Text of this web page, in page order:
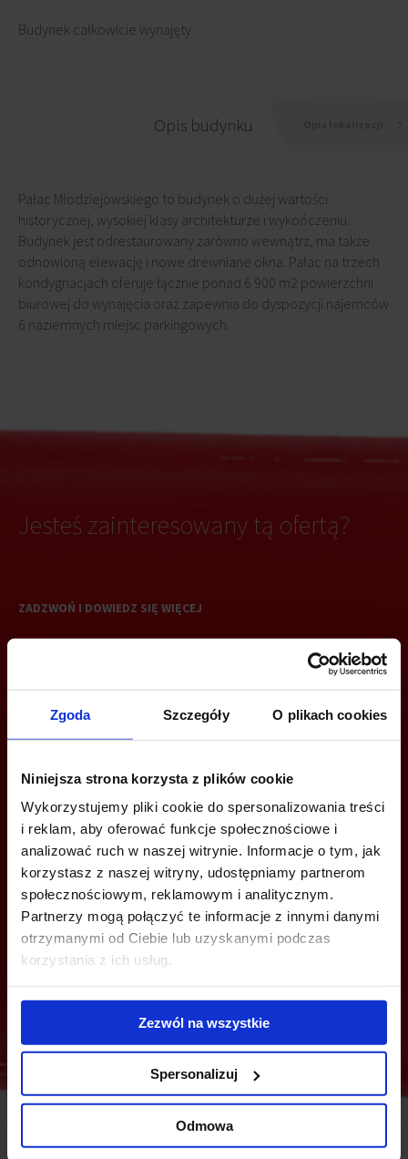
Zgoda Szczegóły O plikach cookies
Niniejsza strona korzysta z plików cookie
Wykorzystujemy pliki cookie do spersonalizowania treści
i reklam, aby oferować funkcje społecznościowe i
analizować ruch w naszej witrynie. Informacje o tym, jak
korzystasz z naszej witryny, udostępniamy partnerom
społecznościowym, reklamowym i analitycznym.
Partnerzy mogą połączyć te informacje z innymi danymi
otrzymanymi od Ciebie lub uzyskanymi podczas
korzystania z ich usług.
Zezwól na wszystkie
Spersonalizuj
Odmowa
Budynek całkowicie wynajęty.
Opis budynku
Pałac Młodziejowskiego to budynek o dużej wartości
historycznej, wysokiej klasy architekturze i wykończeniu.
Budynek jest odrestaurowany zarówno wewnątrz, ma także
odnowioną elewację i nowe drewniane okna. Pałac na trzech
kondygnacjach oferuje łącznie ponad 6 900 m2 powierzchni
biurowej do wynajęcia oraz zapewnia do dyspozycji najemców
6 naziemnych miejsc parkingowych.
Jesteś zainteresowany tą ofertą?
ZADZWOŃ I DOWIEDZ SIĘ WIĘCEJ
info@bazabiur.pl
MOŻESZ TEŻ ZOSTAWIĆ SWÓJ NUMER, A MY SKONTAKTUJEMY SIĘ
Z TOBĄ
Podobne biura